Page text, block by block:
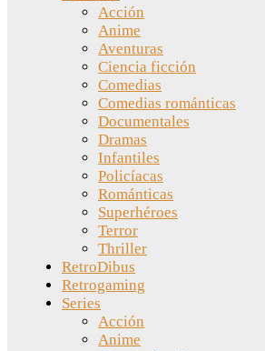
Acción
Anime
Aventuras
Ciencia ficción
Comedias
Comedias románticas
Documentales
Dramas
Infantiles
Policíacas
Románticas
Superhéroes
Terror
Thriller
RetroDibus
Retrogaming
Series
Acción
Anime